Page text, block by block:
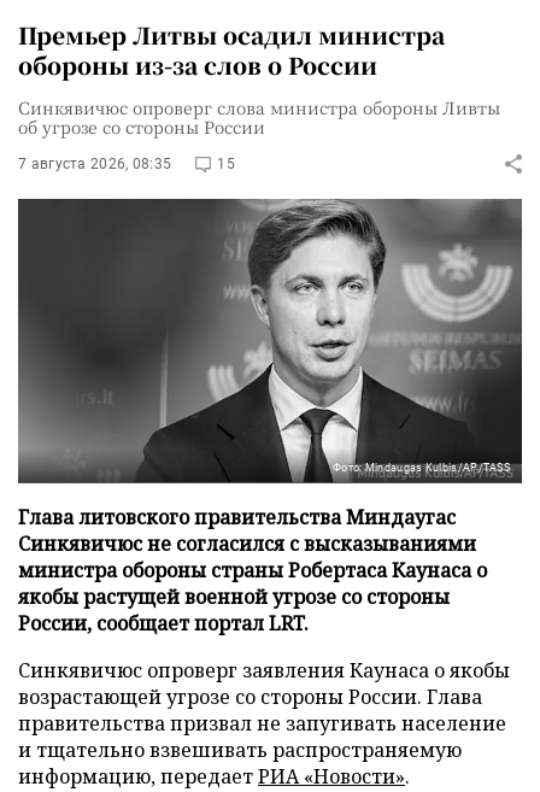
Премьер Литвы осадил министра
обороны из-за слов о России
Синкявичюс опроверг слова министра обороны Ливты
об угрозе со стороны России
7 августа 2026, 08:35 15
Фото: Mindaugas Kulbis/AP/TASS
Глава литовского правительства Миндаугас
Синкявичюс не согласился с высказываниями
министра обороны страны Робертаса Каунаса о
якобы растущей военной угрозе со стороны
России, сообщает портал LRT.
Синкявичюс опроверг заявления Каунаса о якобы
возрастающей угрозе со стороны России. Глава
правительства призвал не запугивать население
и тщательно взвешивать распространяемую
информацию, передаетРИА «Новости».